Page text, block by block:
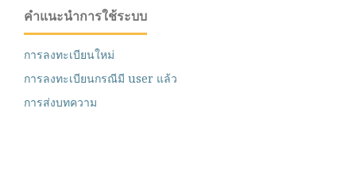
คำแนะนำการใช้ระบบ
การลงทะเบียนใหม่
การลงทะเบียนกรณีมี user แล้ว
การส่งบทความ